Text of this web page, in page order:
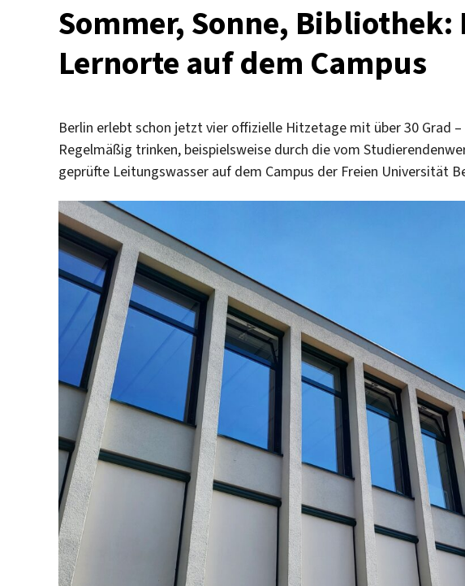
Sommer, Sonne, Bibliothek:
Lernorte auf dem Campus
Berlin erlebt schon jetzt vier offizielle Hitzetage mit über 30 Grad
Regelmäßig trinken, beispielsweise durch die vom
geprüfte Leitungswasser auf dem Campus der Freien Universität